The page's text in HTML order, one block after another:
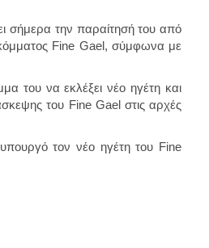
σήμερα την παραίτησή του από
Fine Gael, σύμφωνα με
του να εκλέξει νέο ηγέτη και
του Fine Gael στις αρχές
τον νέο ηγέτη του Fine